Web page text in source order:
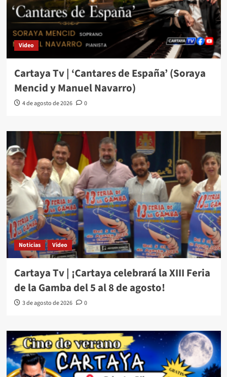
Video
Cartaya Tv | ‘Cantares de España’ (Soraya
Mencid y Manuel Navarro)
4 de agosto de 2026 0
Noticias Video
Cartaya Tv | ¡Cartaya celebrará la XIII Feria
de la Gamba del 5 al 8 de agosto!
3 de agosto de 2026 0